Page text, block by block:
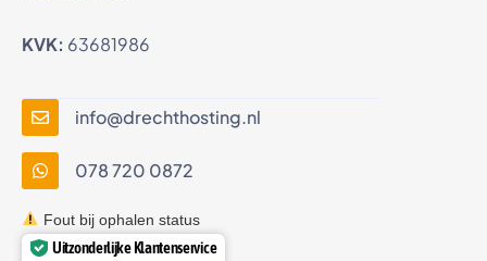
KVK: 63681986
info@drechthosting.nl
078 720 0872
Fout bij ophalen status
Uitzonderlijke Klantenservice